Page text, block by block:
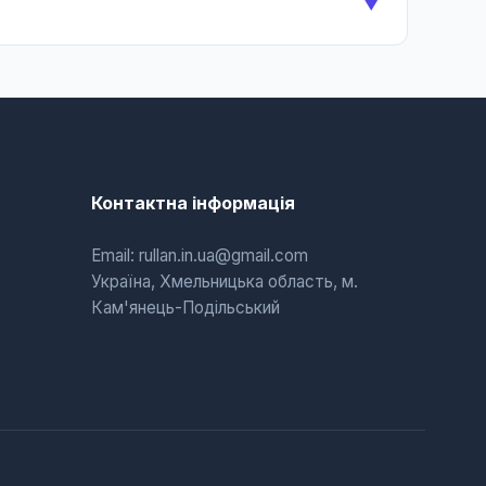
Контактна інформація
Email: rullan.in.ua@gmail.com
Україна, Хмельницька область, м.
Кам'янець-Подільський